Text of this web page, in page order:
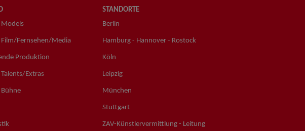
Film/Fernsehen/Media
Produktion
Extras
STANDORTE
Berlin
Hamburg - Hannover - Rostock
Köln
Leipzig
München
Stuttgart
ZAV-Künstlervermittlung - Leitung